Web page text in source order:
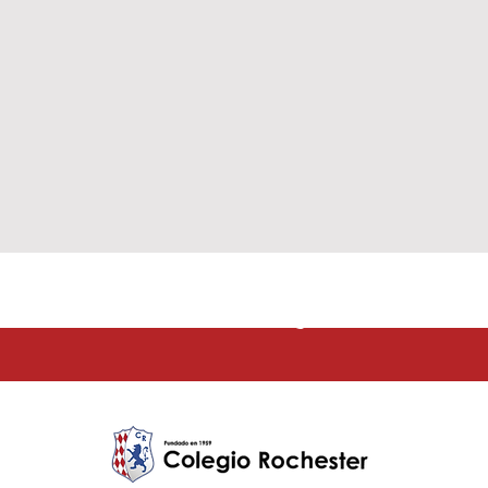
La educación